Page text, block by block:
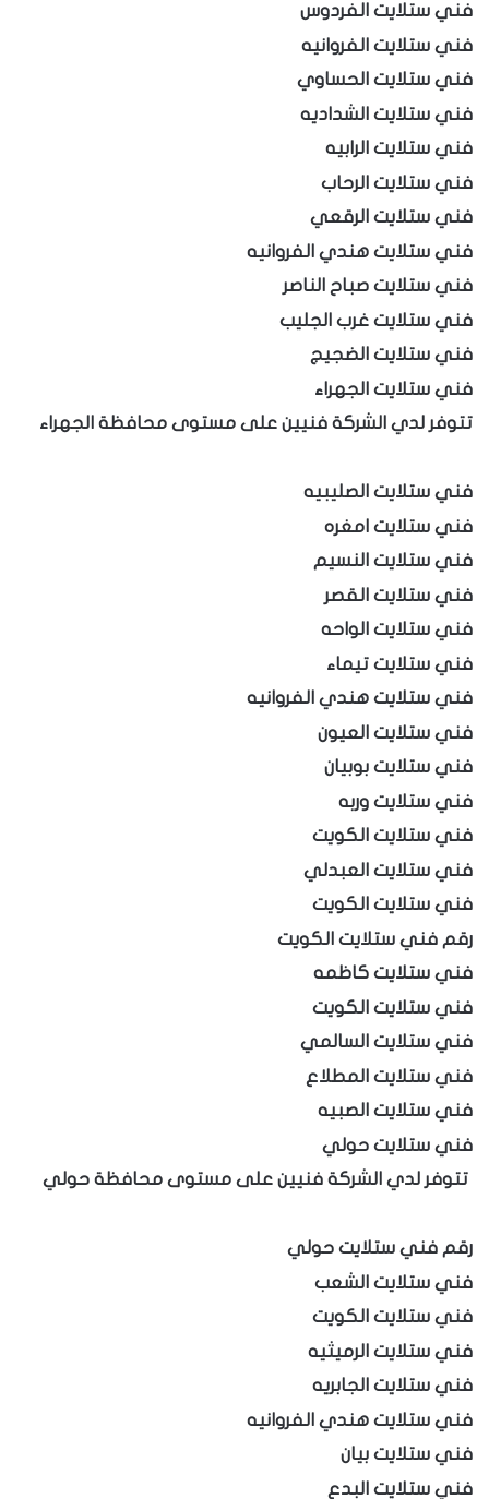
فني ستلايت الفردوس
فني ستلايت الفروانيه
فني ستلايت الحساوي
فني ستلايت الشداديه
فني ستلايت الرابيه
فني ستلايت الرحاب
فني ستلايت الرقعي
فني ستلايت هندي الفروانيه
فني ستلايت صباح الناصر
فني ستلايت غرب الجليب
فني ستلايت الضجيج
فني ستلايت الجهراء
تتوفر لدي الشركة فنيين على مستوى محافظة الجهراء
فني ستلايت الصليبيه
فني ستلايت امغره
فني ستلايت النسيم
فني ستلايت القصر
فني ستلايت الواحه
فني ستلايت تيماء
فني ستلايت هندي الفروانيه
فني ستلايت العيون
فني ستلايت بوبيان
فني ستلايت وربه
فني ستلايت الكويت
فني ستلايت العبدلي
فني ستلايت الكويت
رقم فني ستلايت الكويت
فني ستلايت كاظمه
فني ستلايت الكويت
فني ستلايت السالمي
فني ستلايت المطلاع
فني ستلايت الصبيه
فني ستلايت حولي
تتوفر لدي الشركة فنيين على مستوى محافظة حولي
رقم فني ستلايت حولي
فني ستلايت الشعب
فني ستلايت الكويت
فني ستلايت الرميثيه
فني ستلايت الجابريه
فني ستلايت هندي الفروانيه
فني ستلايت بيان
فني ستلايت البدع